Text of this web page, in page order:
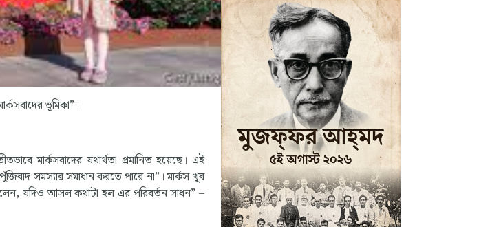
ভূমিকা”।
মার্কসবাদের যথার্থতা প্রমানিত হয়েছে। এই
সমস্যার সমাধান করতে পারে না”। মার্কস খুব
যদিও আসল কথাটা হল এর পরিবর্তন সাধন” –